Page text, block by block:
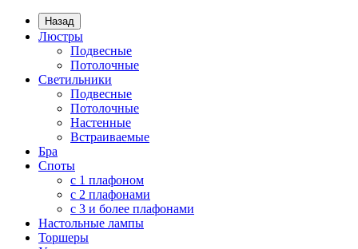
Назад
Люстры
Подвесные
Потолочные
Светильники
Подвесные
Потолочные
Настенные
Встраиваемые
Бра
Споты
с 1 плафоном
с 2 плафонами
с 3 и более плафонами
Настольные лампы
Торшеры